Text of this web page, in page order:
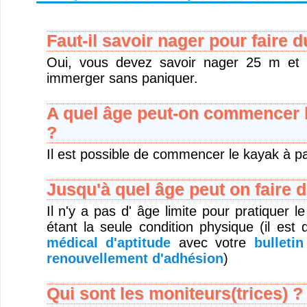
Faut-il savoir nager pour faire
Oui, vous devez savoir nager 25 m et
immerger sans paniquer.
A quel âge peut-on commencer
?
Il est possible de commencer le kayak à
Jusqu'à quel âge peut on faire
Il n'y a pas d' âge limite pour pratiquer
étant la seule condition physique (il est
médical d'aptitude avec votre
renouvellement d'adhésion)
Qui sont les moniteurs(trices) ?